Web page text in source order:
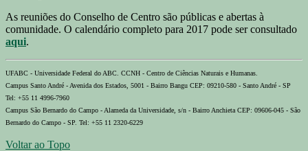
As reuniões do Conselho de Centro são públicas e abertas à
comunidade. O calendário completo para 2017 pode ser consultado
aqui.
UFABC - Universidade Federal do ABC. CCNH - Centro de Ciências Naturais e Humanas.
Campus Santo André - Avenida dos Estados, 5001 - Bairro Bangu CEP: 09210-580 - Santo André - SP
Tel: +55 11 4996-7960
Campus São Bernardo do Campo - Alameda da Universidade, s/n - Bairro Anchieta CEP: 09606-045 - São
Bernardo do Campo - SP. Tel: +55 11 2320-6229
Voltar ao Topo